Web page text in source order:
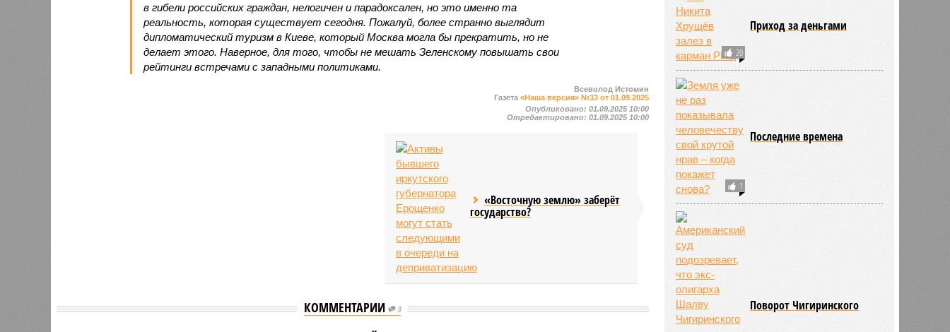
в гибели российских граждан, нелогичен и парадоксален, но это именно та
реальность, которая существует сегодня. Пожалуй, более странно выглядит
дипломатический туризм в Киеве, который Москва могла бы прекратить, но не
делает этого. Наверное, для того, чтобы не мешать Зеленскому повышать свои
рейтинги встречами с западными политиками.
Всеволод Истомин
Газета«Наша версия» №33 от 01.09.2025
Опубликовано:01.09.2025 10:00
Отредактировано:01.09.2025 10:00
«Восточную землю» заберёт
государство?
КОММЕНТАРИИ 0
FT: США уже несколько
20
Приход за деньгами
1
Последние времена
Поворот Чигиринского